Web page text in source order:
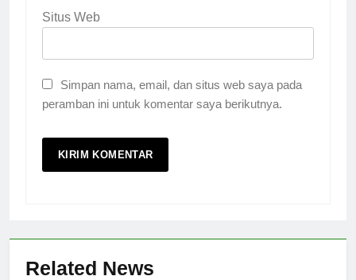
Situs Web
Simpan nama, email, dan situs web saya pada
peramban ini untuk komentar saya berikutnya.
Related News